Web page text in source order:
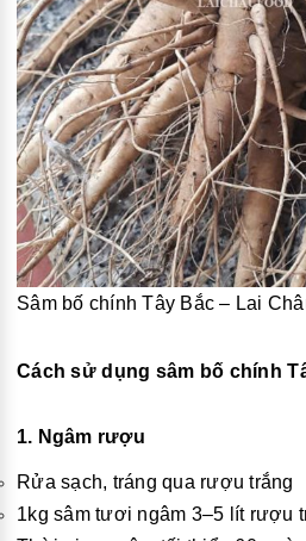
Sâm bố chính Tây Bắc – Lai
Cách sử dụng sâm bố chính
1. Ngâm rượu
Rửa sạch, tráng qua rượu trắng
1kg sâm tươi ngâm 3–5 lít rượu